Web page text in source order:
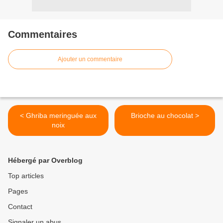
Commentaires
Ajouter un commentaire
< Ghriba meringuée aux
noix
Brioche au chocolat >
Hébergé par Overblog
Top articles
Pages
Contact